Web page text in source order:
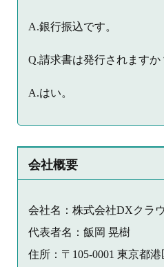
A.銀行振込です。
Q.請求書は発行されますか
A.はい。
会社概要
会社名：株式会社DXクラ
代表者名：飯岡 晃樹
住所：〒105-0001 東京都